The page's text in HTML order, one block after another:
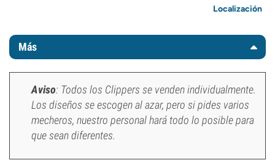
Localización
Más
Aviso: Todos los Clippers se venden individualmente.
Los diseños se escogen al azar, pero si pides varios
mecheros, nuestro personal hará todo lo posible para
que sean diferentes.